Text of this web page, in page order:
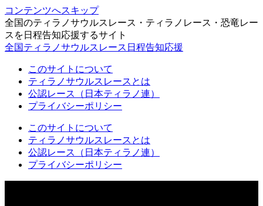
コンテンツへスキップ
全国のティラノサウルスレース・ティラノレース・恐竜レー
スを日程告知応援するサイト
全国ティラノサウルスレース日程告知応援
このサイトについて
ティラノサウルスレースとは
公認レース（日本ティラノ連）
プライバシーポリシー
このサイトについて
ティラノサウルスレースとは
公認レース（日本ティラノ連）
プライバシーポリシー